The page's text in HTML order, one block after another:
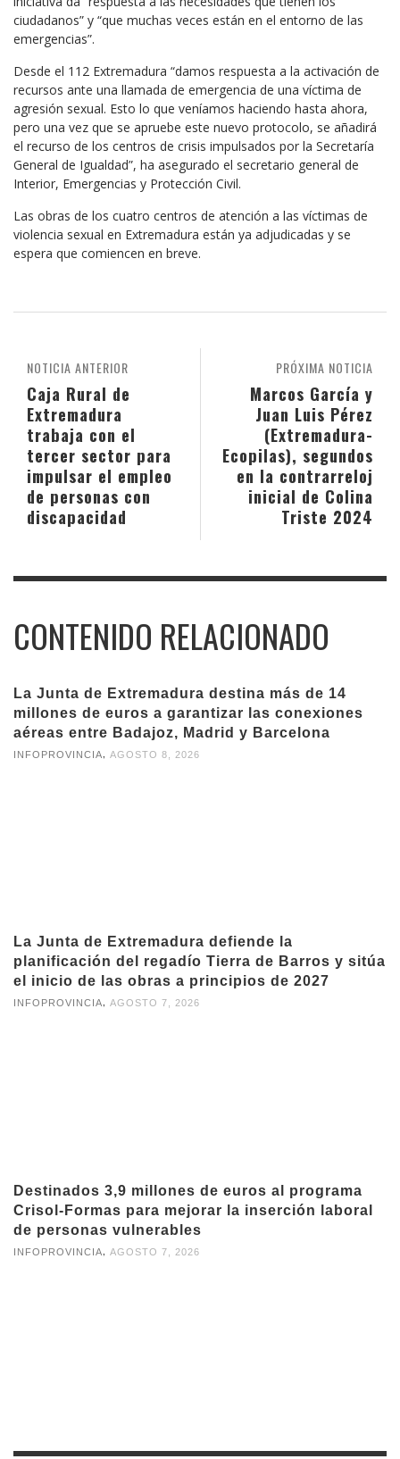
ciudadanos” y “que muchas veces están en el entorno de las
emergencias”.
Desde el 112 Extremadura “damos respuesta a la activación de
recursos ante una llamada de emergencia de una víctima de
agresión sexual. Esto lo que veníamos haciendo hasta ahora,
pero una vez que se apruebe este nuevo protocolo, se añadirá
el recurso de los centros de crisis impulsados por la Secretaría
General de Igualdad”, ha asegurado el secretario general de
Interior, Emergencias y Protección Civil.
Las obras de los cuatro centros de atención a las víctimas de
violencia sexual en Extremadura están ya adjudicadas y se
espera que comiencen en breve.
PRÓXIMA NOTICIA
Marcos García y
Juan Luis Pérez
(Extremadura-
Ecopilas), segundos
en la contrarreloj
inicial de Colina
Triste 2024
NOTICIA ANTERIOR
Caja Rural de
Extremadura
trabaja con el
tercer sector para
impulsar el empleo
de personas con
discapacidad
CONTENIDO RELACIONADO
La Junta de Extremadura destina más de 14
millones de euros a garantizar las conexiones
aéreas entre Badajoz, Madrid y Barcelona
INFOPROVINCIA AGOSTO 8, 2026
La Junta de Extremadura defiende la
planificación del regadío Tierra de Barros y sitúa
el inicio de las obras a principios de 2027
INFOPROVINCIA, AGOSTO 7, 2026
Destinados 3,9 millones de euros al programa
Crisol-Formas para mejorar la inserción laboral
de personas vulnerables
INFOPROVINCIA AGOSTO 7, 2026